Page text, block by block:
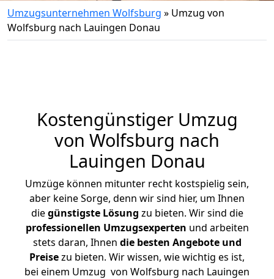
Umzugsunternehmen Wolfsburg » Umzug von
Wolfsburg nach Lauingen Donau
Kostengünstiger Umzug
von Wolfsburg nach
Lauingen Donau
Umzüge können mitunter recht kostspielig sein,
aber keine Sorge, denn wir sind hier, um Ihnen
diegünstigste Lösung zu bieten. Wir sind die
professionellen Umzugsexperten und arbeiten
stets daran, Ihnen die besten Angebote und
Preisezu bieten. Wir wissen, wie wichtig es ist,
bei einem Umzug von Wolfsburg nach Lauingen